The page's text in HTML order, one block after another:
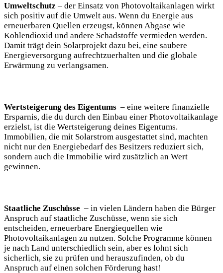
Umweltschutz – der ‍Einsatz von Photovoltaikanlagen wirkt
sich positiv auf die​ Umwelt aus.⁤ Wenn du Energie aus
erneuerbaren Quellen⁣ erzeugst, können Abgase⁣ wie
Kohlendioxid und andere‍ Schadstoffe vermieden werden.
Damit trägt dein Solarprojekt ⁣dazu bei, eine saubere
Energieversorgung‌ aufrechtzuerhalten ‌und die globale
Erwärmung zu verlangsamen.
Wertsteigerung des Eigentums ‌ – eine ⁣weitere finanzielle
Ersparnis, die du durch den ⁤Einbau einer Photovoltaikanlage
erzielst,⁢ ist die⁤ Wertsteigerung deines Eigentums.
Immobilien, ⁣die mit Solarstrom ausgestattet sind, machten
nicht nur​ den Energiebedarf des Besitzers reduziert sich,
sondern auch die Immobilie wird zusätzlich an Wert
gewinnen.
Staatliche Zuschüsse ‌ – in vielen Ländern haben die⁣ Bürger
Anspruch auf ⁣staatliche ‍Zuschüsse, wenn ‍sie sich
entscheiden, erneuerbare Energiequellen wie⁤
Photovoltaikanlagen zu⁣ nutzen. Solche⁢ Programme können
‌je nach Land unterschiedlich sein, aber es⁤ lohnt sich
sicherlich,⁢ sie zu prüfen ‌und herauszufinden, ​ob du
Anspruch auf ‍einen solchen Förderung hast!